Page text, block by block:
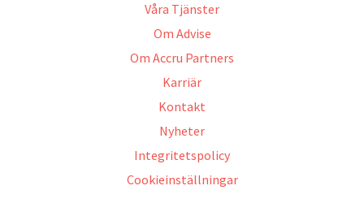
Våra Tjänster
Om Advise
Om Accru Partners
Karriär
Kontakt
Nyheter
Integritetspolicy
Cookieinställningar